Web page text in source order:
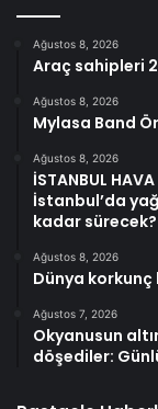
Ağustos 8, 2026
Araç sahipleri
Ağustos 8, 2026
Mylasa Band
Ağustos 8, 2026
İSTANBUL
İstanbul’da
kadar sürecek?
Ağustos 8, 2026
Dünya korkunç
Ağustos 7, 2026
Okyanusun
döşediler: